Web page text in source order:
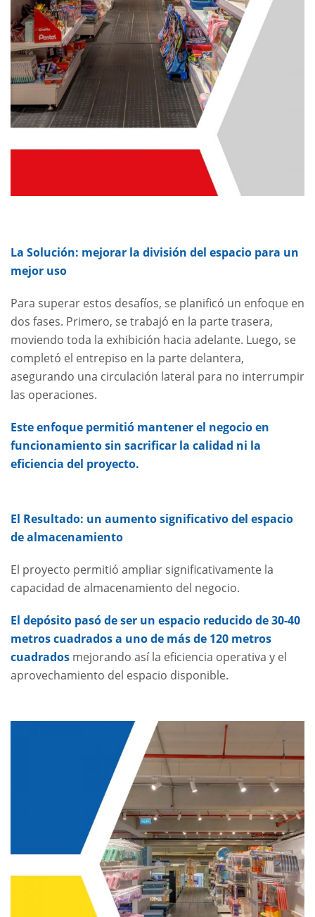
La Solución: mejorar la división del espacio para un
mejor uso
Para superar estos desafíos, se planificó un enfoque en
dos fases. Primero, se trabajó en la parte trasera,
moviendo toda la exhibición hacia adelante. Luego, se
completó el entrepiso en la parte delantera,
asegurando una circulación lateral para no interrumpir
las operaciones.
Este enfoque permitió mantener el negocio en
funcionamiento sin sacrificar la calidad ni la
eficiencia del proyecto.
El Resultado: un aumento significativo del espacio
de almacenamiento
El proyecto permitió ampliar significativamente la
capacidad de almacenamiento del negocio.
El depósito pasó de ser un espacio reducido de 30-40
metros cuadrados a uno de más de 120 metros
cuadrados mejorando así la eficiencia operativa y el
aprovechamiento del espacio disponible.